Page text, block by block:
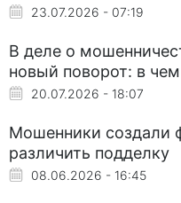
23.07.2026 - 07:19
В деле о
новый поворот: в
20.07.2026 - 18:07
Мошенники создали
различить подделку
08.06.2026 - 16:45